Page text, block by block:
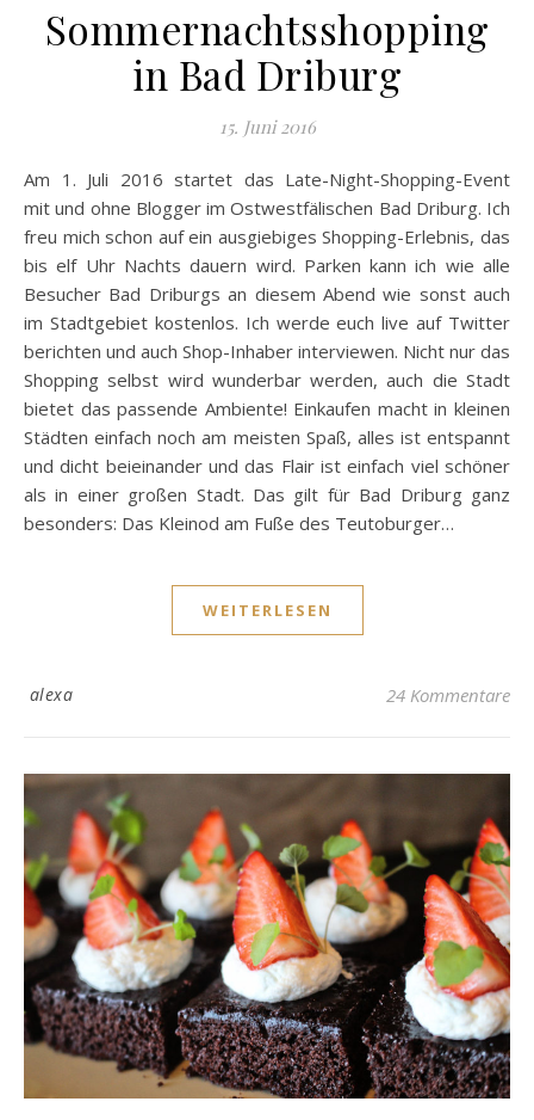
Sommernachtsshopping
in Bad Driburg
15. Juni 2016
Am 1. Juli 2016 startet das Late-Night-Shopping-Event
mit und ohne Blogger im Ostwestfälischen Bad Driburg. Ich
freu mich schon auf ein ausgiebiges Shopping-Erlebnis, das
bis elf Uhr Nachts dauern wird. Parken kann ich wie alle
Besucher Bad Driburgs an diesem Abend wie sonst auch
im Stadtgebiet kostenlos. Ich werde euch live auf Twitter
berichten und auch Shop-Inhaber interviewen. Nicht nur das
Shopping selbst wird wunderbar werden, auch die Stadt
bietet das passende Ambiente! Einkaufen macht in kleinen
Städten einfach noch am meisten Spaß, alles ist entspannt
und dicht beieinander und das Flair ist einfach viel schöner
als in einer großen Stadt. Das gilt für Bad Driburg ganz
besonders: Das Kleinod am Fuße des Teutoburger…
WEITERLESEN
alexa 24 Kommentare